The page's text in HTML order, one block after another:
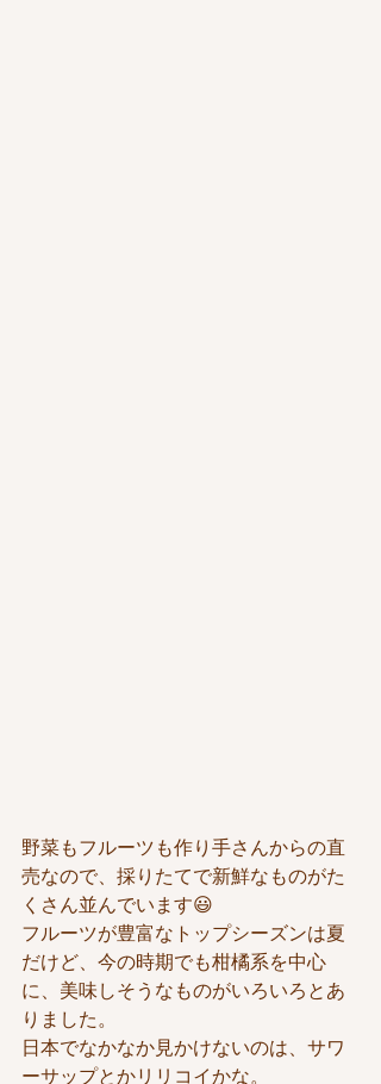
野菜もフルーツも作り手さんからの直
売なので、採りたてで新鮮なものがた
くさん並んでいます😃
フルーツが豊富なトップシーズンは夏
だけど、今の時期でも柑橘系を中心
に、美味しそうなものがいろいろとあ
りました。
日本でなかなか見かけないのは、サワ
ーサップとかリリコイかな。